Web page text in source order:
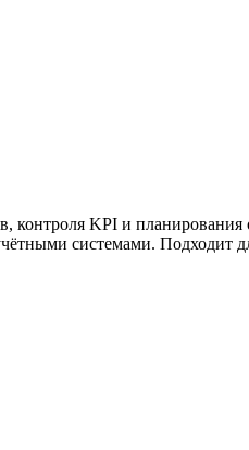
контроля KPI и
системами. Подходит